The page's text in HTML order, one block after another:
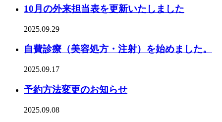
10月の外来担当表を更新いたしました
2025.09.29
自費診療（美容処方・注射）を始めました。
2025.09.17
予約方法変更のお知らせ
2025.09.08